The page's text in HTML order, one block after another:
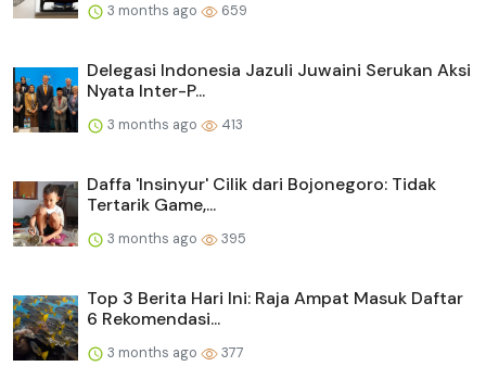
3 months ago 659
Delegasi Indonesia Jazuli Juwaini Serukan Aksi
Nyata Inter-P...
3 months ago 413
Daffa 'Insinyur' Cilik dari Bojonegoro: Tidak
Tertarik Game,...
3 months ago 395
Top 3 Berita Hari Ini: Raja Ampat Masuk Daftar
6 Rekomendasi...
3 months ago 377